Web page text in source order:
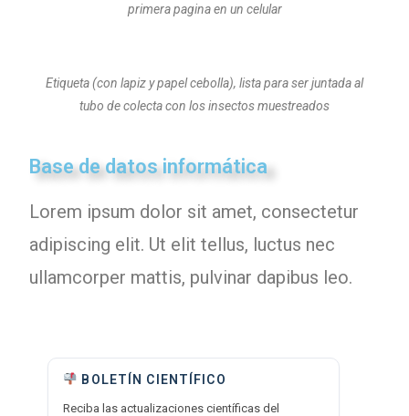
primera pagina en un celular
Etiqueta (con lapiz y papel cebolla), lista para ser juntada al
tubo de colecta con los insectos muestreados
Base de datos informática
Lorem ipsum dolor sit amet, consectetur
adipiscing elit. Ut elit tellus, luctus nec
ullamcorper mattis, pulvinar dapibus leo.
BOLETÍN CIENTÍFICO
Reciba las actualizaciones científicas del